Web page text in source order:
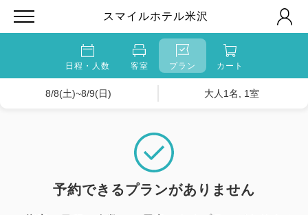
スマイルホテル米沢
日程・人数 客室 プラン カート
8/8(土)~8/9(日) 大人1名, 1室
予約できるプランがありません